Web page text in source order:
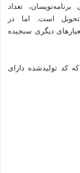
تعداد
است. اما در
دیگری سنجیده
کد تولیدشده دارای